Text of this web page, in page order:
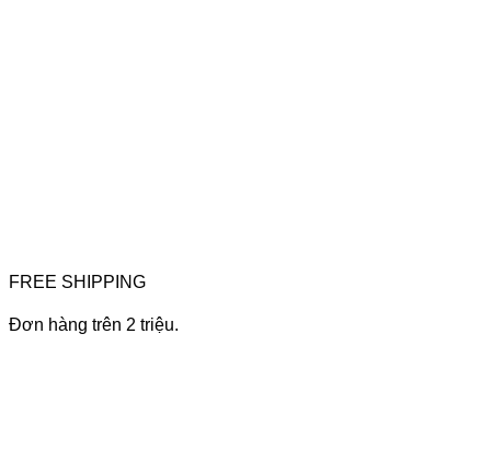
FREE SHIPPING
Đơn hàng trên 2 triệu.